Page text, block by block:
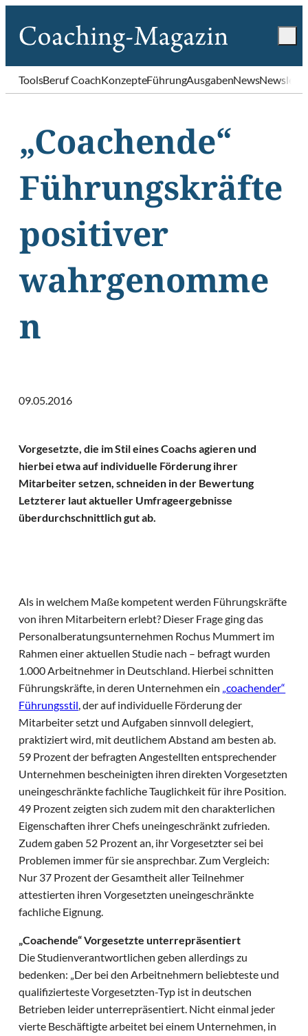
ToolsBeruf CoachKonzepteFührungAusgabenNews
„Coachende“
Führungskräfte
positiver
wahrgenomme
n
09.05.2016
Vorgesetzte, die im Stil eines Coachs agieren und
hierbei etwa auf individuelle Förderung ihrer
Mitarbeiter setzen, schneiden in der Bewertung
Letzterer laut aktueller Umfrageergebnisse
überdurchschnittlich gut ab.
Als in welchem Maße kompetent werden Führungskräfte
von ihren Mitarbeitern erlebt? Dieser Frage ging das
Personalberatungsunternehmen Rochus Mummert im
Rahmen einer aktuellen Studie nach – befragt wurden
1.000 Arbeitnehmer in Deutschland. Hierbei schnitten
Führungskräfte, in deren Unternehmen ein „coachender“
Führungsstil, der auf individuelle Förderung der
Mitarbeiter setzt und Aufgaben sinnvoll delegiert,
praktiziert wird, mit deutlichem Abstand am besten ab.
59 Prozent der befragten Angestellten entsprechender
Unternehmen bescheinigten ihren direkten Vorgesetzten
uneingeschränkte fachliche Tauglichkeit für ihre Position.
49 Prozent zeigten sich zudem mit den charakterlichen
Eigenschaften ihrer Chefs uneingeschränkt zufrieden.
Zudem gaben 52 Prozent an, ihr Vorgesetzter sei bei
Problemen immer für sie ansprechbar. Zum Vergleich:
Nur 37 Prozent der Gesamtheit aller Teilnehmer
attestierten ihren Vorgesetzten uneingeschränkte
fachliche Eignung.
„Coachende“ Vorgesetzte unterrepräsentiert
Die Studienverantwortlichen geben allerdings zu
bedenken: „Der bei den Arbeitnehmern beliebteste und
qualifizierteste Vorgesetzten-Typ ist in deutschen
Betrieben leider unterrepräsentiert. Nicht einmal jeder
vierte Beschäftigte arbeitet bei einem Unternehmen, in